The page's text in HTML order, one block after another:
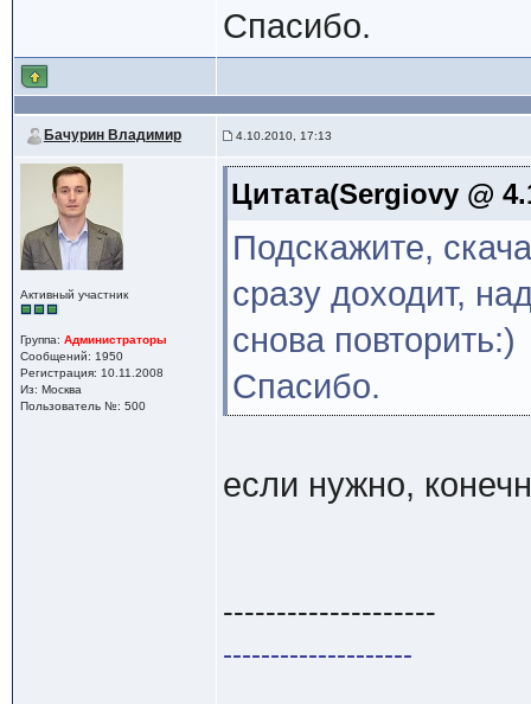
Спасибо.
Бачурин Владимир 4.10.2010, 17:13
Активный участник
Группа: Администраторы
Сообщений: 1950
Регистрация: 10.11.2008
Из: Москва
Пользователь №: 500
Цитата(Sergiovy @
Подскажите,
сразу доходит,
снова повторить:)
Спасибо.
если нужно,
--------------------
--------------------